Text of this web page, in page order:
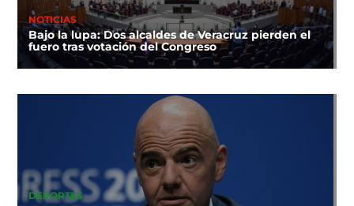
NOTICIAS
Bajo la lupa: Dos alcaldes de Veracruz pierden el
fuero tras votación del Congreso
DEPORTES